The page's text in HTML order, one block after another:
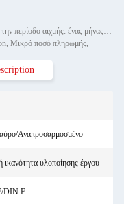
Χρόνος παράδοσης: Προθεσμία προετοιμασίας κατά την περίοδο αιχμής: ένας μήνας, εκτός εποχής: εντός 15 εργάσιμων ημερών
Μικρό ποσό πληρωμής,
Αναπροσαρμοσμένο
ικανότητα υλοποίησης έργου
DIN F